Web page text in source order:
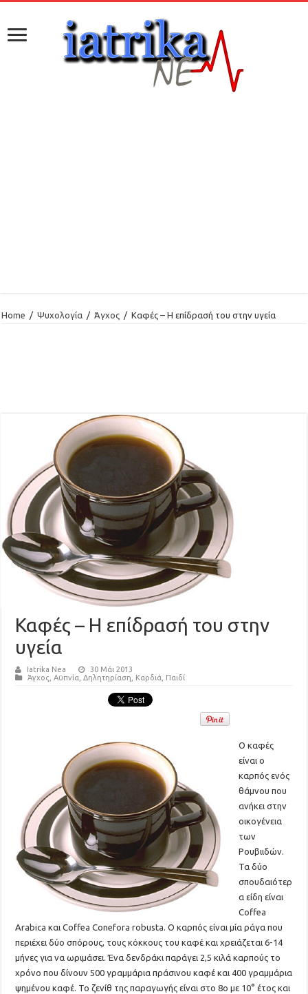
Home / Ψυχολογία / Άγχος / Καφές – Η επίδρασή του στην υγεία
Καφές – Η επίδρασή του στην
υγεία
Iatrika Nea
30 Μάι 2013
Άγχος ,Αϋπνία ,Δηλητηρίαση Καρδιά Παιδί
Ο καφές
είναι ο
καρπός ενός
θάμνου που
ανήκει στην
οικογένεια
των
Ρουβιιδών.
Τα δύο
σπουδαιότερ
α είδη είναι
Coffea
Arabica και Coffea Conefora robusta. Ο καρπός είναι μία ράγα που
περιέχει δύο σπόρους, τους κόκκους του καφέ και χρειάζεται 6-14
μήνες για να ωριμάσει. Ένα δενδράκι παράγει 2,5 κιλά καρπούς το
χρόνο που δίνουν 500 γραμμάρια πράσινου καφέ και 400 γραμμάρια
ψημένου καφέ. Το ζενίθ της παραγωγής είναι στο 8ο με 10° έτος και